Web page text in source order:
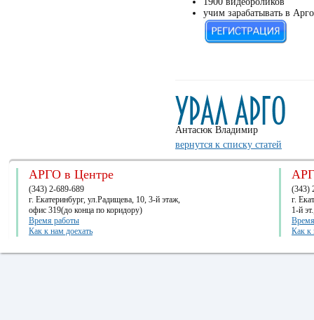
учим зарабатывать в Арго
Антасюк Владимир
вернутся к списку статей
АРГО в Центре
(343) 2-689-689
г. Екатеринбург, ул.Радищева, 10, 3-й этаж,
офис 319(до конца по коридору)
Время работы
Как к нам доехать
(343)
г.
1-й
Как к